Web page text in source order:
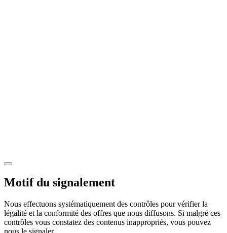
Motif du signalement
Nous effectuons systématiquement des contrôles pour vérifier la
légalité et la conformité des offres que nous diffusons. Si malgré ces
contrôles vous constatez des contenus inappropriés, vous pouvez